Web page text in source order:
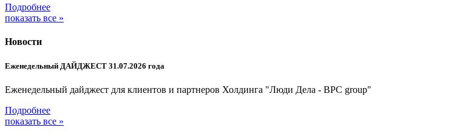
Подробнее
показать все »
Новости
Еженедельный ДАЙДЖЕСТ 31.07.2026 года
Еженедельный дайджест для клиентов и партнеров Холдинга "Люди Дела - BPC group"
Подробнее
показать все »